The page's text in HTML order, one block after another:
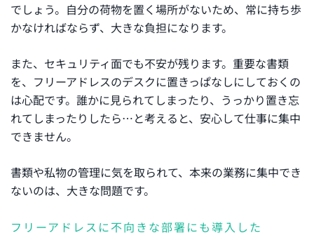
でしょう。自分の荷物を置く場所がないため、常に持ち歩
かなければならず、大きな負担になります。
また、セキュリティ面でも不安が残ります。重要な書類
を、フリーアドレスのデスクに置きっぱなしにしておくの
は心配です。誰かに見られてしまったり、うっかり置き忘
れてしまったりしたら…と考えると、安心して仕事に集中
できません。
書類や私物の管理に気を取られて、本来の業務に集中でき
ないのは、大きな問題です。
フリーアドレスに不向きな部署にも導入した